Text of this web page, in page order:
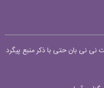
نی نی بان حتی با ذکر منبع پیگرد